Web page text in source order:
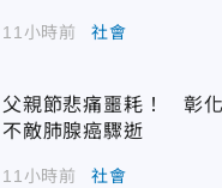
11小時前 社會
父親節悲痛噩耗！ 彰
不敵肺腺癌驟逝
11小時前 社會